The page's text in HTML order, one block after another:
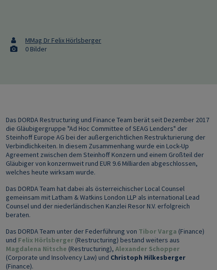
MMag Dr Felix Hörlsberger
0 Bilder
Das DORDA Restructuring und Finance Team berät seit Dezember 2017
die Gläubigergruppe "Ad Hoc Committee of SEAG Lenders" der
Steinhoff Europe AG bei der außergerichtlichen Restrukturierung der
Verbindlichkeiten. In diesem Zusammenhang wurde ein Lock-Up
Agreement zwischen dem Steinhoff Konzern und einem Großteil der
Gläubiger von konzernweit rund EUR 9.6 Milliarden abgeschlossen,
welches heute wirksam wurde.
Das DORDA Team hat dabei als österreichischer Local Counsel
gemeinsam mit Latham & Watkins London LLP als international Lead
Counsel und der niederländischen Kanzlei Resor N.V. erfolgreich
beraten.
Das DORDA Team unter der Federführung von Tibor Varga (Finance)
und Felix Hörlsberger (Restructuring) bestand weiters aus
Magdalena Nitsche (Restructuring), Alexander Schopper
(Corporate und Insolvency Law) und Christoph Hilkesberger
(Finance).